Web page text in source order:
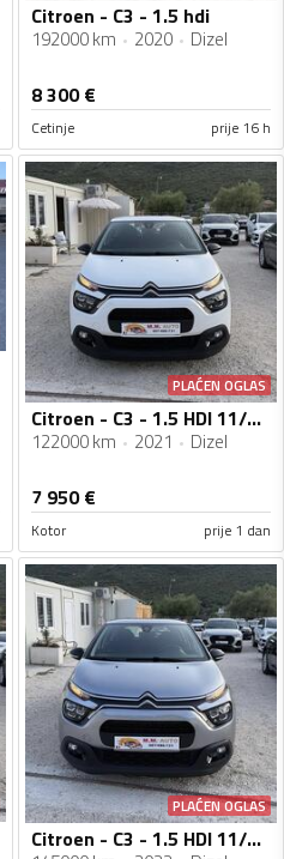
Citroen - C3 - 1.5 hdi
192000 km 2020 Dizel
8 300€
Cetinje prije 16 h
PLAĆEN OGLAS
Citroen - C3 - 1.5 HDI 11/2021g
122000 km 2021 Dizel
7 950€
Kotor prije 1 dan
PLAĆEN OGLAS
Citroen - C3 - 1.5 HDI 11/2022g